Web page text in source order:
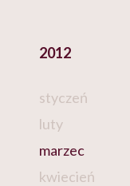
2012
styczeń
luty
marzec
kwiecień